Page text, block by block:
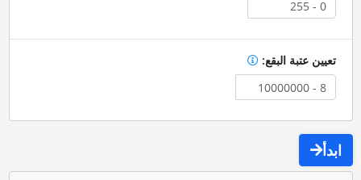
تعيين عتبة البقع:
ابدأ